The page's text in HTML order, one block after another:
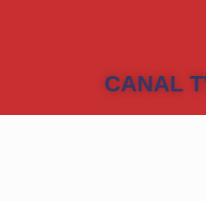
CANAL